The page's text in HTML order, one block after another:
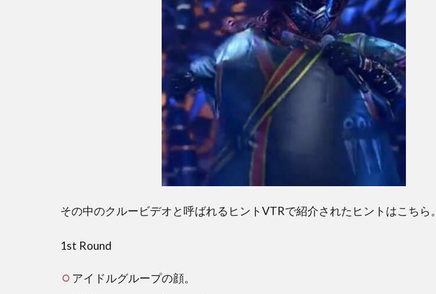
ヒン
元に
ジャ
その中のクルービデオと呼ばれるヒントVTRで紹介されたヒントはこちら。
1st Round
アイドルグループの顔。